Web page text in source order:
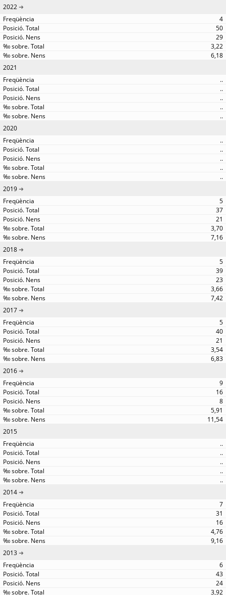
2022
4
50
29
3,22
6,18
2021
..
..
..
..
..
2020
..
..
..
..
..
2019
5
37
21
3,70
7,16
2018
5
39
23
3,66
7,42
2017
5
40
21
3,54
6,83
2016
9
16
8
5,91
11,54
2015
..
..
..
..
..
2014
7
31
16
4,76
9,16
2013
6
43
24
3,92